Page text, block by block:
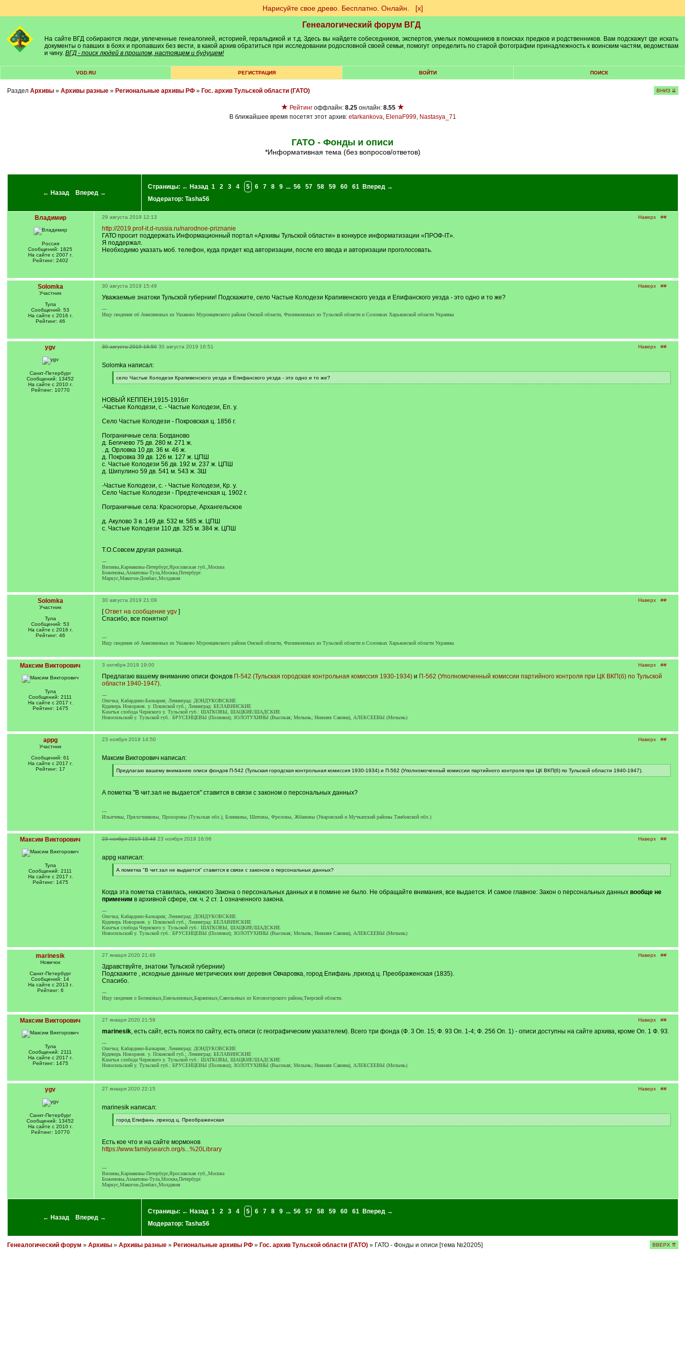
Нарисуйте свое древо. Бесплатно. Онлайн. [х]
Генеалогический форум ВГД
На сайте ВГД собираются люди, увлеченные генеалогией, историей, геральдикой и т.д. Здесь вы найдете собеседников, экспертов, умелых помощников в поисках предков и родственников. Вам подскажут где искать
документы о павших в боях и пропавших без вести, в какой архив обратиться при исследовании родословной своей семьи, помогут определить по старой фотографии принадлежность к воинским частям, ведомствам
и чину. ВГД - поиск людей в прошлом, настоящем и будущем!
VGD.RU РЕГИСТРАЦИЯ ВОЙТИ ПОИСК
Раздел Архивы» Архивы разные» Региональные архивы РФ» Гос. архив Тульской области (ГАТО) ВНИЗ ⇊
★ Рейтинг оффлайн: 8.25 онлайн: 8.55 ★
В ближайшее время посетят этот архив: etarkankova, ElenaF999, Nastasya_71
ГАТО - Фонды и описи
*Информативная тема (без вопросов/ответов)
← Назад Вперед →
Страницы: ← Назад 1 2 3 4 5 6 7 8 9 ... 56 57 58 59 60 61
Вперед →
Модератор: Tasha56
Bлaдимиp
Россия
Сообщений: 1825
На сайте с 2007 г.
Рейтинг: 2402
Наверх ##
29 августа 2019 12:13
http://2019.prof-it.d-russia.ru/narodnoe-priznanie
ГАТО просит поддержать Информационный портал «Архивы Тульской области» в конкурсе информатизации «ПРОФ-IT».
Я поддержал.
Необходимо указать моб. телефон, куда придет код авторизации, после его ввода и авторизации проголосовать.
Solomka
Участник
Тула
Сообщений: 53
На сайте с 2016 г.
Рейтинг: 46
Наверх ##
30 августа 2019 15:49
Уважаемые знатоки Тульской губернии! Подскажите, село Частые Колодези Крапивенского уезда и Епифанского уезда - это одно и то же?
---
Ищу сведения об Анисимовых из Ушаково Муромцевского района Омской области, Филимоновых из Тульской области и Соломках Харьковской области Украины
ygv
Санкт-Петербург
Сообщений: 13452
На сайте с 2010 г.
Рейтинг: 10770
Наверх ##
30 августа 2019 16:50 30 августа 2019 16:51
Solomka написал:
[
q
село Частые Колодези Крапивенского уезда и Епифанского уезда - это одно и то же?
[
]
НОВЫЙ КЕППЕН,1915-1916гг
-Частые Колодези, с. - Частые Колодези, Еп. у.
Село Частые Колодези - Покровская ц. 1856 г.
Пограничные села: Богданово
д. Бегичево 75 дв. 280 м. 271 ж.
. д. Орловка 10 дв. 36 м. 46 ж.
д. Покровка 39 дв. 126 м. 127 ж. ЦПШ
с. Частые Колодези 56 дв. 192 м. 237 ж. ЦПШ
д. Шипулино 59 дв. 541 м. 543 ж. ЗШ
-Частые Колодези, с. - Частые Колодези, Кр. у.
Село Частые Колодези - Предтеченская ц. 1902 г.
Пограничные села: Красногорье, Архангельское
д. Акулово 3 в. 149 дв. 532 м. 585 ж. ЦПШ
с. Частые Колодези 110 дв. 325 м. 384 ж. ЦПШ
Т.О.Совсем другая разница.
---
Вилины,Кармаковы-Петербург,Ярославская губ.,Москва
Боженовы,Ахматовы-Тула,Москва,Петербург.
Маркус,Макогон-Донбасс,Молдавия
Solomka
Участник
Тула
Сообщений: 53
На сайте с 2016 г.
Рейтинг: 46
Наверх ##
30 августа 2019 21:09
[Ответ на сообщение ygv]
Спасибо, все понятно!
---
Ищу сведения об Анисимовых из Ушаково Муромцевского района Омской области, Филимоновых из Тульской области и Соломках Харьковской области Украины
Максим Викторович
Тула
Сообщений: 2111
На сайте с 2017 г.
Рейтинг: 1475
Наверх ##
3 октября 2019 19:00
Предлагаю вашему вниманию описи фондов П-542 (Тульская городская контрольная комиссия 1930-1934)и П-562 (Уполномоченный комиссии партийного контроля при ЦК ВКП(б) по Тульской
области 1940-1947).
---
Опочка; Кабардино-Балкария; Ленинград: ДОНДУКОВСКИЕ
Кудеверь Новоржев. у. Псковской губ.; Ленинград: БЕЛАВИНСКИЕ
Казачья слобода Чернского у. Тульской губ.: ШАТКОВЫ, ШАЦКИЕ/ШАДСКИЕ
Новосильский у. Тульской губ.: БРУСЕНЦЕВЫ (Полянки); ЗОЛОТУХИНЫ (Высокая; Мелынь; Нижняя Савина), АЛЕКСЕЕВЫ (Мелынь)
appg
Участник
Сообщений: 61
На сайте с 2017 г.
Рейтинг: 17
Наверх ##
23 ноября 2019 14:50
Максим Викторович написал:
[
q
Предлагаю вашему вниманию описи фондов П-542 (Тульская городская контрольная комиссия 1930-1934) и П-562 (Уполномоченный комиссии партийного контроля при ЦК ВКП(б) по Тульской области 1940-1947).
[
]
А пометка "В чит.зал не выдается" ставится в связи с законом о персональных данных?
---
Ильичевы, Прялочниковы, Прохоровы (Тульская обл.), Блинковы, Шитовы, Фроловы, Жбановы (Уваровский и Мучкапский районы Тамбовской обл.)
Максим Викторович
Тула
Сообщений: 2111
На сайте с 2017 г.
Рейтинг: 1475
Наверх ##
23 ноября 2019 15:48 23 ноября 2019 16:06
appg написал:
[
q
А пометка "В чит.зал не выдается" ставится в связи с законом о персональных данных?
[
]
Когда эта пометка ставилась, никакого Закона о персональных данных и в помине не было. Не обращайте внимания, все выдается. И самое главное: Закон о персональных данных вообще не
применим в архивной сфере, см. ч. 2 ст. 1 означенного закона.
---
Опочка; Кабардино-Балкария; Ленинград: ДОНДУКОВСКИЕ
Кудеверь Новоржев. у. Псковской губ.; Ленинград: БЕЛАВИНСКИЕ
Казачья слобода Чернского у. Тульской губ.: ШАТКОВЫ, ШАЦКИЕ/ШАДСКИЕ
Новосильский у. Тульской губ.: БРУСЕНЦЕВЫ (Полянки); ЗОЛОТУХИНЫ (Высокая; Мелынь; Нижняя Савина), АЛЕКСЕЕВЫ (Мелынь)
marinesik
Новичок
Санкт-Петербург
Сообщений: 14
На сайте с 2013 г.
Рейтинг: 6
Наверх ##
27 января 2020 21:49
Здравствуйте, знатоки Тульской губернии)
Подскажите , исходные данные метрических книг деревня Овчаровка, город Епифань ,приход ц. Преображенская (1835).
Спасибо.
---
Ищу сведения о Беляковых,Емельяновых,Барановых,Савельевых из Кесовогорского района,Тверской области.
Максим Викторович
Тула
Сообщений: 2111
На сайте с 2017 г.
Рейтинг: 1475
Наверх ##
27 января 2020 21:59
marinesik, есть сайт, есть поиск по сайту, есть описи (с географическим указателем). Всего три фонда (Ф. 3 Оп. 15; Ф. 93 Оп. 1-4; Ф. 256 Оп. 1) - описи доступны на сайте архива, кроме Оп. 1 Ф. 93.
---
Опочка; Кабардино-Балкария; Ленинград: ДОНДУКОВСКИЕ
Кудеверь Новоржев. у. Псковской губ.; Ленинград: БЕЛАВИНСКИЕ
Казачья слобода Чернского у. Тульской губ.: ШАТКОВЫ, ШАЦКИЕ/ШАДСКИЕ
Новосильский у. Тульской губ.: БРУСЕНЦЕВЫ (Полянки); ЗОЛОТУХИНЫ (Высокая; Мелынь; Нижняя Савина), АЛЕКСЕЕВЫ (Мелынь)
ygv
Санкт-Петербург
Сообщений: 13452
На сайте с 2010 г.
Рейтинг: 10770
Наверх ##
27 января 2020 22:15
marinesik написал:
[
q
город Епифань ,приход ц. Преображенская
[
]
Есть кое что и на сайте мормонов
https://www.familysearch.org/s...%20Library
---
Вилины,Кармаковы-Петербург,Ярославская губ.,Москва
Боженовы,Ахматовы-Тула,Москва,Петербург.
Маркус,Макогон-Донбасс,Молдавия
← Назад Вперед →
Страницы: ← Назад 1 2 3 4 5 6 7 8 9 ... 56 57 58 59 60 61
Вперед →
Модератор: Tasha56
Генеалогический форум » Архивы» Архивы разные» Региональные архивы РФ» Гос. архив Тульской области (ГАТО)» ГАТО - Фонды и описи [тема №20205] ВВЕРХ ⇈